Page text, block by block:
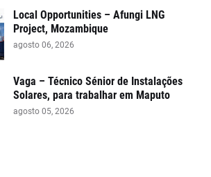
Local Opportunities – Afungi LNG
Project, Mozambique
agosto 06, 2026
Vaga – Técnico Sénior de Instalações
Solares, para trabalhar em Maputo
agosto 05, 2026